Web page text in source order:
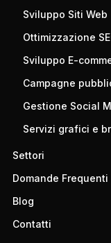
Sviluppo Siti Web
Ottimizzazione
Sviluppo E-
Campagne
Gestione Social
Servizi grafici e
Settori
Domande Frequenti
Blog
Contatti